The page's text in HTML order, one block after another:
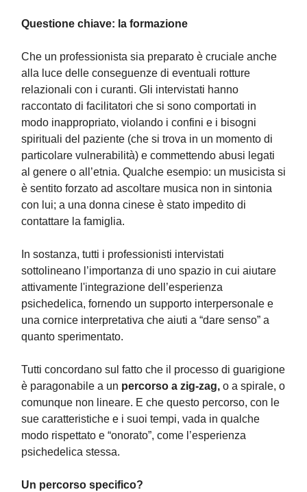
Questione chiave: la formazione
Che un professionista sia preparato è cruciale anche
alla luce delle conseguenze di eventuali rotture
relazionali con i curanti. Gli intervistati hanno
raccontato di facilitatori che si sono comportati in
modo inappropriato, violando i confini e i bisogni
spirituali del paziente (che si trova in un momento di
particolare vulnerabilità) e commettendo abusi legati
al genere o all’etnia. Qualche esempio: un musicista si
è sentito forzato ad ascoltare musica non in sintonia
con lui; a una donna cinese è stato impedito di
contattare la famiglia.
In sostanza, tutti i professionisti intervistati
sottolineano l’importanza di uno spazio in cui aiutare
attivamente l'integrazione dell’esperienza
psichedelica, fornendo un supporto interpersonale e
una cornice interpretativa che aiuti a “dare senso” a
quanto sperimentato.
Tutti concordano sul fatto che il processo di guarigione
è paragonabile a un percorso a zig-zag, o a spirale, o
comunque non lineare. E che questo percorso, con le
sue caratteristiche e i suoi tempi, vada in qualche
modo rispettato e “onorato”, come l’esperienza
psichedelica stessa.
Un percorso specifico?